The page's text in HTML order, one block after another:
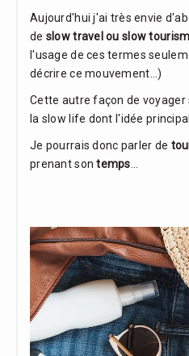
Aujourd'hui j'ai très envie
de slow travel ou slow tourism
l'usage de ces termes
décrire ce mouvement...)
Cette autre façon de voyager
la slow life dont l'idée
Je pourrais donc parler de
prenant sontemps